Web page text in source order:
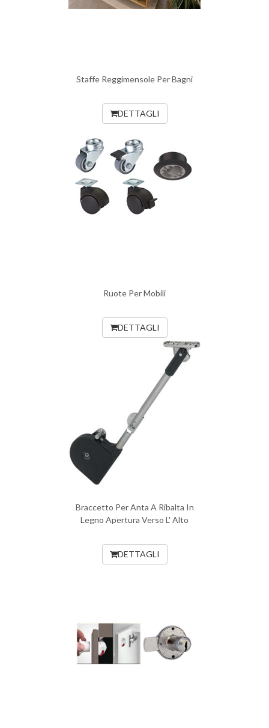
Staffe Reggimensole Per Bagni
DETTAGLI
Ruote Per Mobili
DETTAGLI
Braccetto Per Anta A Ribalta In
Legno Apertura Verso L' Alto
DETTAGLI